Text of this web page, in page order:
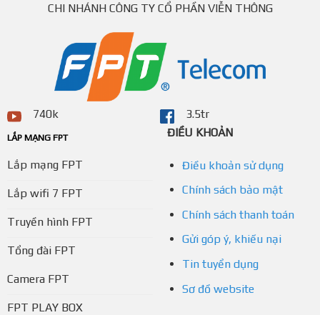
CHI NHÁNH CÔNG TY CỔ PHẦN VIỄN THÔNG
740k 3.5tr
LẮP MẠNG FPT
Lắp mạng FPT
Lắp wifi 7 FPT
Truyền hình FPT
Tổng đài FPT
Camera FPT
FPT PLAY BOX
ĐIỀU KHOẢN
Điều khoản sử dụng
Chính sách bảo mật
Chính sách thanh toán
Gửi góp ý, khiếu nại
Tin tuyển dụng
Sơ đồ website